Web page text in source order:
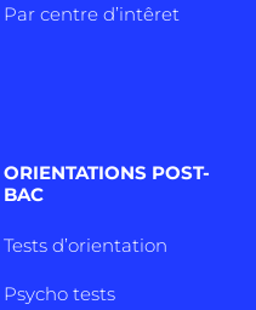
Par centre d’intêret
ORIENTATIONS POST-
BAC
Tests d’orientation
Psycho tests